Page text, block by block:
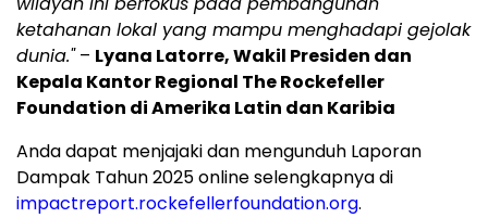
ketahanan lokal yang mampu menghadapi gejolak
dunia."– Lyana Latorre, Wakil Presiden dan
Kepala Kantor Regional The Rockefeller
Foundation di Amerika Latin dan Karibia
Anda dapat menjajaki dan mengunduh Laporan
Dampak Tahun 2025 online selengkapnya di
impactreport.rockefellerfoundation.org.